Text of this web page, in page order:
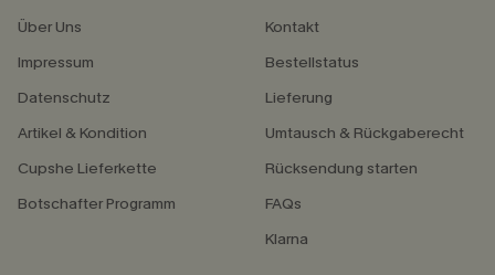
Über Uns
Impressum
Datenschutz
Artikel & Kondition
Cupshe Lieferkette
Botschafter Programm
Kontakt
Bestellstatus
Lieferung
Umtausch & Rückgaberecht
Rücksendung starten
FAQs
Klarna